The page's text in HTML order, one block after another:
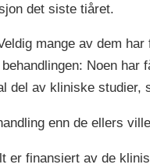
det siste tiåret.
mange av dem
Noen har
del av kliniske studier,
enn de ellers
er finansiert av de